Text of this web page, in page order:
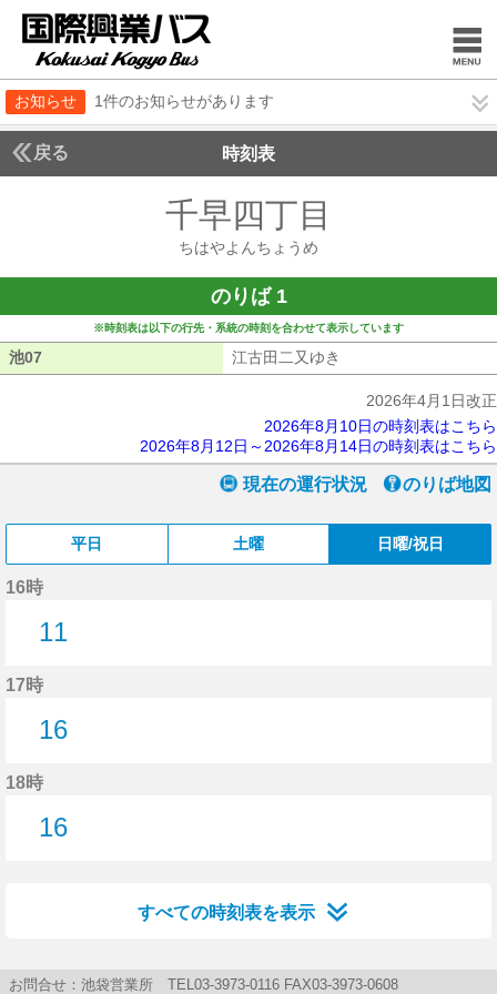
お知らせ 1件のお知らせがあります
戻る 時刻表
千早四丁目
ちはやよんちょうめ
のりば 1
※時刻表は以下の行先・系統の時刻を合わせて表示しています
池07 江古田二又ゆき
2026年4月1日改正
2026年8月10日の時刻表はこちら
2026年8月12日～2026年8月14日の時刻表はこちら
現在の運行状況 のりば地図
平日 土曜 日曜/祝日
16時
11
17時
16
18時
16
すべての時刻表を表示
お問合せ：池袋営業所 TEL03-3973-0116 FAX03-3973-0608